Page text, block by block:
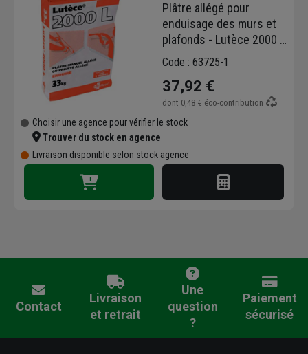
Plâtre allégé pour
enduisage des murs et
plafonds - Lutèce 2000 L
- prise longue - sac de
Code : 63725-1
37,92 €
dont 0,48 € éco-contribution
Choisir une agence pour vérifier le stock
Trouver du stock en agence
Livraison disponible selon stock agence
Contact
Livraison
et retrait
Une
question
?
Paiement
sécurisé